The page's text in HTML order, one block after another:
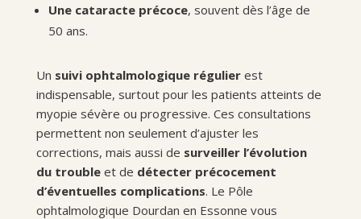
Une cataracte précoce, souvent dès l’âge de
50 ans.
Un suivi ophtalmologique régulierest
indispensable, surtout pour les patients atteints de
myopie sévère ou progressive. Ces consultations
permettent non seulement d’ajuster les
corrections, mais aussi de surveiller l’évolution
du troubleet de détecter précocement
d’éventuelles complications. Le Pôle
ophtalmologique Dourdan en Essonne vous